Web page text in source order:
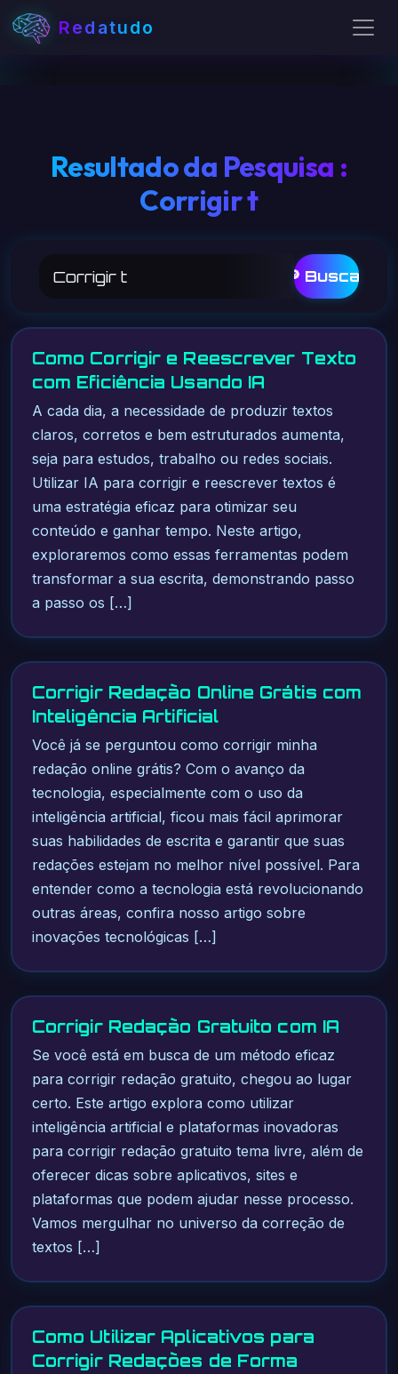
Redatudo
Resultado da Pesquisa :
Corrigir t
🔎 Buscar
Como Corrigir e Reescrever Texto
com Eficiência Usando IA
A cada dia, a necessidade de produzir textos
claros, corretos e bem estruturados aumenta,
seja para estudos, trabalho ou redes sociais.
Utilizar IA para corrigir e reescrever textos é
uma estratégia eficaz para otimizar seu
conteúdo e ganhar tempo. Neste artigo,
exploraremos como essas ferramentas podem
transformar a sua escrita, demonstrando passo
a passo os […]
Corrigir Redação Online Grátis com
Inteligência Artificial
Você já se perguntou como corrigir minha
redação online grátis? Com o avanço da
tecnologia, especialmente com o uso da
inteligência artificial, ficou mais fácil aprimorar
suas habilidades de escrita e garantir que suas
redações estejam no melhor nível possível. Para
entender como a tecnologia está revolucionando
outras áreas, confira nosso artigo sobre
inovações tecnológicas […]
Corrigir Redação Gratuito com IA
Se você está em busca de um método eficaz
para corrigir redação gratuito, chegou ao lugar
certo. Este artigo explora como utilizar
inteligência artificial e plataformas inovadoras
para corrigir redação gratuito tema livre, além de
oferecer dicas sobre aplicativos, sites e
plataformas que podem ajudar nesse processo.
Vamos mergulhar no universo da correção de
textos […]
Como Utilizar Aplicativos para
Corrigir Redações de Forma